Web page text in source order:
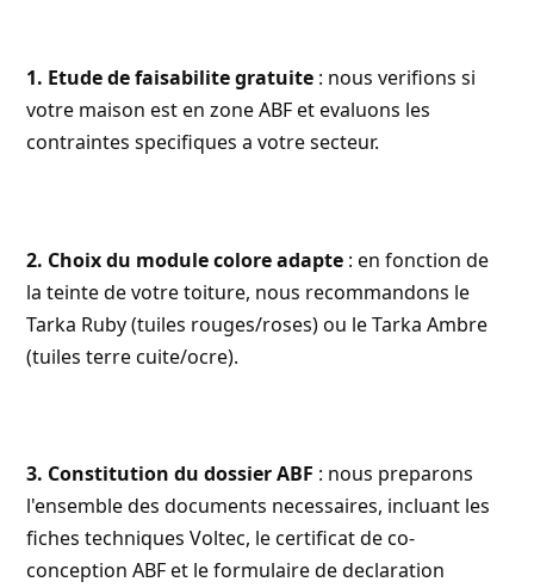
1. Etude de faisabilite gratuite : nous verifions si
votre maison est en zone ABF et evaluons les
contraintes specifiques a votre secteur.
2. Choix du module colore adapte : en fonction de
la teinte de votre toiture, nous recommandons le
Tarka Ruby (tuiles rouges/roses) ou le Tarka Ambre
(tuiles terre cuite/ocre).
3. Constitution du dossier ABF : nous preparons
l'ensemble des documents necessaires, incluant les
fiches techniques Voltec, le certificat de co-
conception ABF et le formulaire de declaration